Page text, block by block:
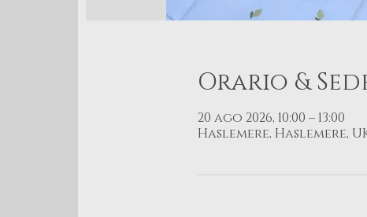
Orario &
20 ago 2026, 10:00 – 13:00
Haslemere, Haslemere,